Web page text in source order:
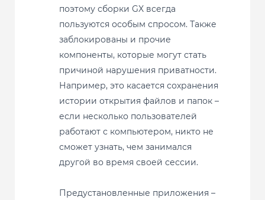
поэтому сборки GX всегда
пользуются особым спросом. Также
заблокированы и прочие
компоненты, которые могут стать
причиной нарушения приватности.
Например, это касается сохранения
истории открытия файлов и папок –
если несколько пользователей
работают с компьютером, никто не
сможет узнать, чем занимался
другой во время своей сессии.
Предустановленные приложения –